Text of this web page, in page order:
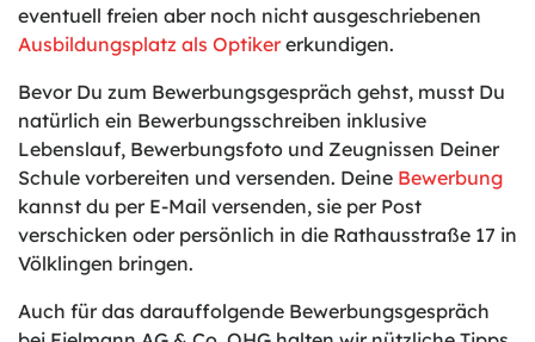
eventuell freien aber noch nicht ausgeschriebenen
Ausbildungsplatz als Optiker erkundigen.
Bevor Du zum Bewerbungsgespräch gehst, musst Du
natürlich ein Bewerbungsschreiben inklusive
Lebenslauf, Bewerbungsfoto und Zeugnissen Deiner
Schule vorbereiten und versenden. Deine Bewerbung
kannst du per E-Mail versenden, sie per Post
verschicken oder persönlich in die Rathausstraße 17 in
Völklingen bringen.
Auch für das darauffolgende Bewerbungsgespräch